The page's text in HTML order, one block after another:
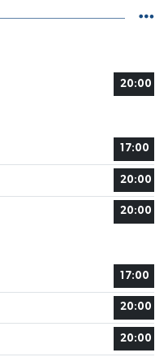
20:00
17:00
20:00
20:00
17:00
20:00
20:00